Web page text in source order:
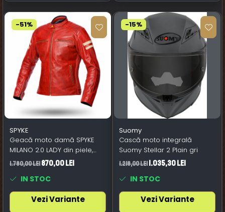
-51%
SPYKE
Geacă moto damă SPYKE
MILANO 2.0 LADY din piele,
roșu
1.780,00 Lei870,00 Lei
IN STOC
Vezi Variante
-15%
Suomy
Cască moto integrală
Suomy Stellar 2 Plain gri
1.218,00 Lei1.035,30 Lei
IN STOC
Vezi Variante